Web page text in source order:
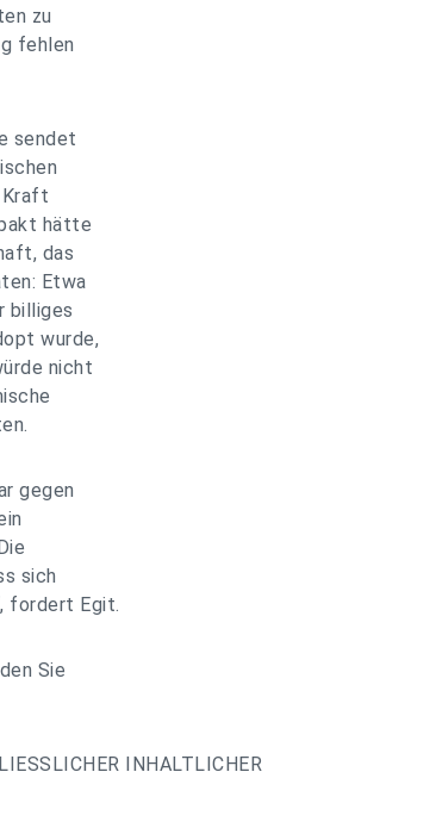
zu
fehlen
sendet
Kraft
hätte
das
Etwa
billiges
wurde,
nicht
gegen
sich
fordert Egit.
Sie
INHALTLICHER